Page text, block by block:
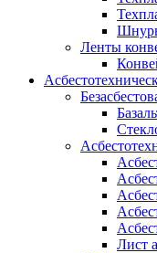
Ленты
Лист